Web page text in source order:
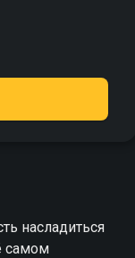
насладиться
самом